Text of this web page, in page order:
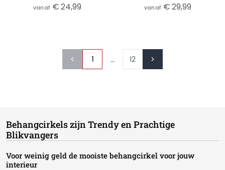
vanaf € 24,99 vanaf € 29,99
1 ... 12
Behangcirkels zijn Trendy en Prachtige
Blikvangers
Voor weinig geld de mooiste behangcirkel voor jouw
interieur